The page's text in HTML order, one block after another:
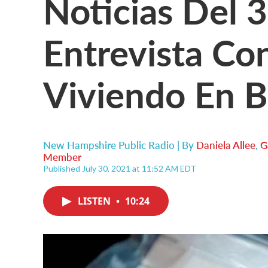
Entrevista
Viviendo En
New Hampshire Public Radio | By Daniela Allee,
Member
Published July 30, 2021 at 11:52 AM EDT
LISTEN • 10:24